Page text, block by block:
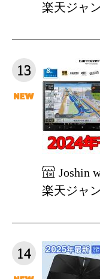
楽天ジャ
13
Joshin
楽天ジャ
14